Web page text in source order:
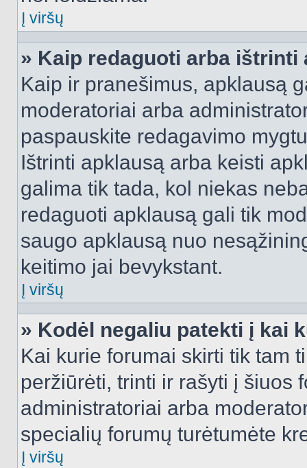
Į viršų
» Kaip redaguoti arba ištrinti
Kaip ir pranešimus, apklausą
moderatoriai arba
paspauskite redagavimo
Ištrinti apklausą arba keisti
galima tik tada, kol niekas
redaguoti apklausą gali tik
saugo apklausą nuo
keitimo jai bevykstant.
Į viršų
» Kodėl negaliu patekti į kai
Kai kurie forumai skirti tik tam
peržiūrėti, trinti ir rašyti į šiuos
administratoriai arba
specialių forumų turėtumėte
Į viršų